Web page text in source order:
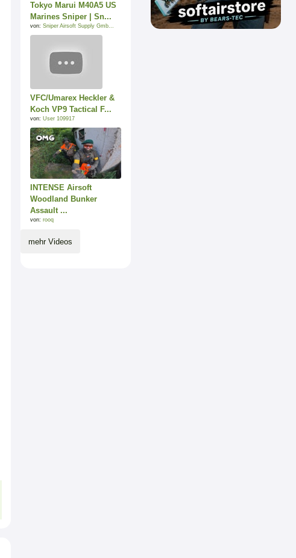
Tokyo Marui M40A5 US
Marines Sniper | Sn...
von: Sniper Airsoft Supply Gmb...
VFC/Umarex Heckler &
Koch VP9 Tactical F...
von: User 109917
INTENSE Airsoft
Woodland Bunker
Assault ...
von: rooq
mehr Videos